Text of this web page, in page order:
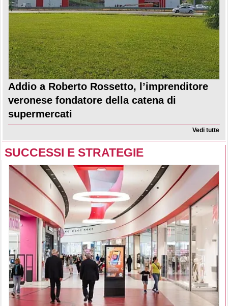
Addio a Roberto Rossetto, l’imprenditore
veronese fondatore della catena di
supermercati
Vedi tutte
SUCCESSI E STRATEGIE